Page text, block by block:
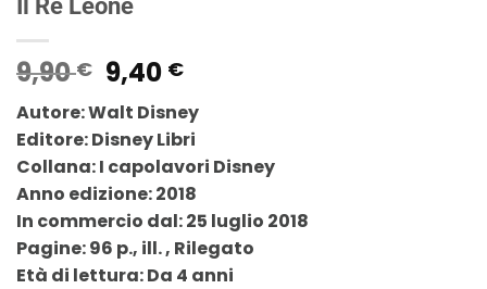
9,90€ Il
prezzo
originale
era:
9,90 €.
9,40 €Il
attuale
è:
9,40 €.
Autore: Walt Disney
Editore: Disney Libri
Collana: I capolavori Disney
Anno edizione: 2018
In commercio dal: 25 luglio 2018
Pagine: 96 p., ill. , Rilegato
Età di lettura: Da 4 anni